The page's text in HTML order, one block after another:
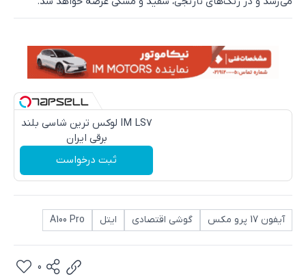
IM LS7 لوکس ترین شاسی بلند
برقی ایران
ثبت درخواست
آیفون 17 پرو مکس گوشی اقتصادی ایتل A100 Pro
0